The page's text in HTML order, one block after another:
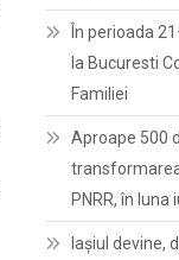
În perioada
la Bucuresti
Familiei
Aproape 500
PNRR, în luna
Iașiul devine,